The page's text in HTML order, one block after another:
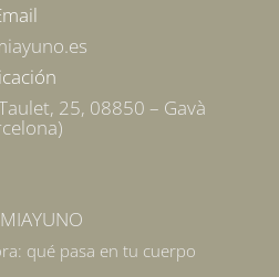
25, 08850 – Gavà
qué pasa en tu cuerpo